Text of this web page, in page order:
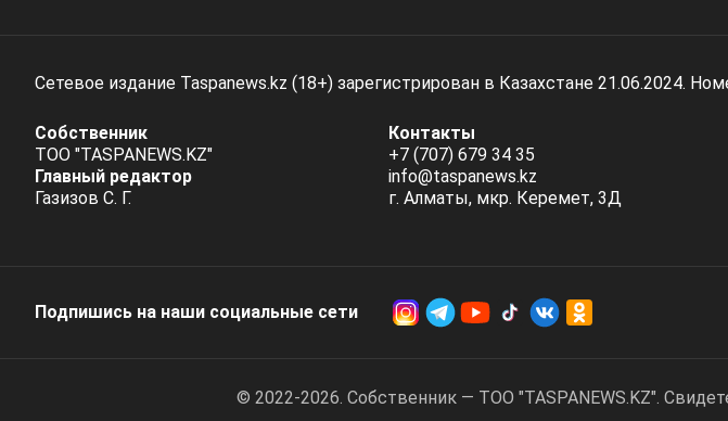
Сетевое издание Taspanews.kz (18+) зарегистрирован в Казахстане 21.06.2024.
Собственник
ТОО "TASPANEWS.KZ"
Главный редактор
Газизов С. Г.
Контакты
+7 (707) 679 34 35
info@taspanews.kz
г. Алматы, мкр. Керемет, 3Д
Подпишись на наши социальные cети
© 2022-2026. Собственник — ТОО "TASPANEWS.KZ".